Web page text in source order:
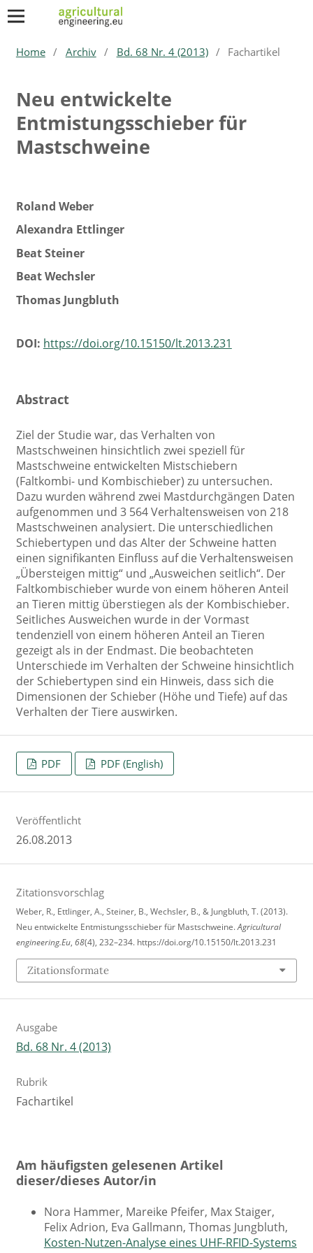
Home / Archiv / Bd. 68 Nr. 4 (2013) / Fachartikel
Neu entwickelte
Entmistungsschieber für
Mastschweine
Roland Weber
Alexandra Ettlinger
Beat Steiner
Beat Wechsler
Thomas Jungbluth
DOI: https://doi.org/10.15150/lt.2013.231
Abstract
Ziel der Studie war, das Verhalten von
Mastschweinen hinsichtlich zwei speziell für
Mastschweine entwickelten Mistschiebern
(Faltkombi- und Kombischieber) zu untersuchen.
Dazu wurden während zwei Mastdurchgängen Daten
aufgenommen und 3 564 Verhaltensweisen von 218
Mastschweinen analysiert. Die unterschiedlichen
Schiebertypen und das Alter der Schweine hatten
einen signifikanten Einfluss auf die Verhaltensweisen
„Übersteigen mittig“ und „Ausweichen seitlich“. Der
Faltkombischieber wurde von einem höheren Anteil
an Tieren mittig überstiegen als der Kombischieber.
Seitliches Ausweichen wurde in der Vormast
tendenziell von einem höheren Anteil an Tieren
gezeigt als in der Endmast. Die beobachteten
Unterschiede im Verhalten der Schweine hinsichtlich
der Schiebertypen sind ein Hinweis, dass sich die
Dimensionen der Schieber (Höhe und Tiefe) auf das
Verhalten der Tiere auswirken.
PDF PDF (English)
Veröffentlicht
26.08.2013
Zitationsvorschlag
Weber, R., Ettlinger, A., Steiner, B., Wechsler, B., & Jungbluth, T. (2013).
Neu entwickelte Entmistungsschieber für Mastschweine.Agricultural
engineering.Eu, 68(4), 232–234. https://doi.org/10.15150/lt.2013.231
Zitationsformate
Ausgabe
Bd. 68 Nr. 4 (2013)
Rubrik
Fachartikel
Am häufigsten gelesenen Artikel
dieser/dieses Autor/in
Nora Hammer, Mareike Pfeifer, Max Staiger,
Felix Adrion, Eva Gallmann, Thomas Jungbluth,
Kosten-Nutzen-Analyse eines UHF-RFID-Systems